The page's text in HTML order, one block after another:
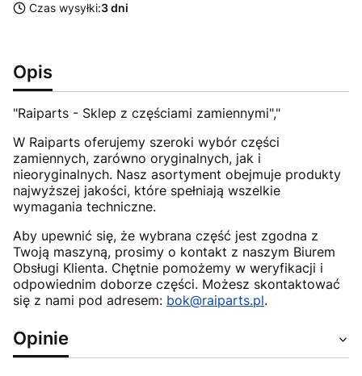
Czas wysyłki:3 dni
Opis
"Raiparts - Sklep z częściami zamiennymi","
W Raiparts oferujemy szeroki wybór części
zamiennych, zarówno oryginalnych, jak i
nieoryginalnych. Nasz asortyment obejmuje produkty
najwyższej jakości, które spełniają wszelkie
wymagania techniczne.
Aby upewnić się, że wybrana część jest zgodna z
Twoją maszyną, prosimy o kontakt z naszym Biurem
Obsługi Klienta. Chętnie pomożemy w weryfikacji i
odpowiednim doborze części. Możesz skontaktować
się z nami pod adresem: bok@raiparts.pl.
Opinie